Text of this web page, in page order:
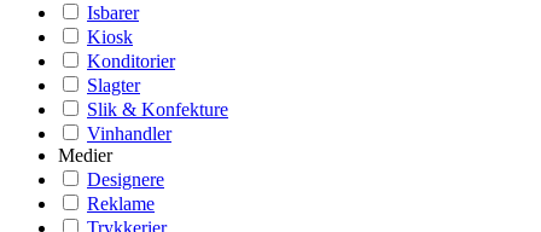
Isbarer
Kiosk
Konditorier
Slagter
Slik & Konfekture
Vinhandler
Medier
Designere
Reklame
Trykkerier